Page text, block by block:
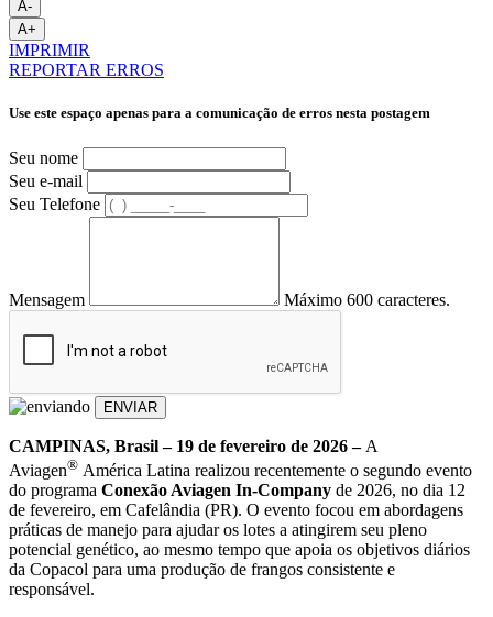
A-
A+
IMPRIMIR
REPORTAR ERROS
Use este espaço apenas para a comunicação de erros nesta postagem
Seu nome
Seu e-mail
Seu Telefone
Mensagem Máximo 600 caracteres.
ENVIAR
CAMPINAS, Brasil – 19 de fevereiro de 2026 –A
Aviagen® América Latina realizou recentemente o segundo evento
do programa Conexão Aviagen In-Company de 2026, no dia 12
de fevereiro, em Cafelândia (PR). O evento focou em abordagens
práticas de manejo para ajudar os lotes a atingirem seu pleno
potencial genético, ao mesmo tempo que apoia os objetivos diários
da Copacol para uma produção de frangos consistente e
responsável.